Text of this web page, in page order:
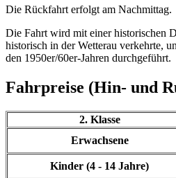
Die Rückfahrt erfolgt am Nachmittag.
Die Fahrt wird mit einer historischen
historisch in der Wetterau verkehrte,
den 1950er/60er-Jahren durchgeführt.
Fahrpreise (Hin- und
2. Klasse
Erwachsene
Kinder (4 - 14 Jahre)